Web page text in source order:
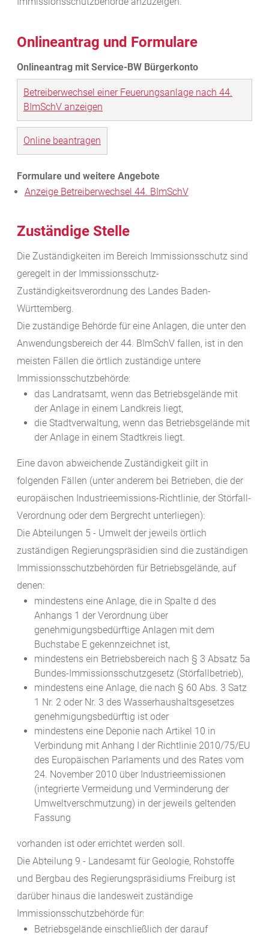
Onlineantrag und Formulare
Betreiberwechsel einer Feuerungsanlage nach 44.
BImSchV anzeigen
Online beantragen
Anzeige Betreiberwechsel 44. BImSchV
Zuständige Stelle
Die Zuständigkeiten im Bereich Immissionsschutz sind
geregelt in der Immissionsschutz-
Zuständigkeitsverordnung des Landes Baden-
Württemberg.
Die zuständige Behörde für eine Anlagen, die unter den
Anwendungsbereich der 44. BImSchV fallen, ist in den
meisten Fällen die örtlich zuständige untere
Immissionsschutzbehörde:
das Landratsamt, wenn das Betriebsgelände mit
der Anlage in einem Landkreis liegt,
die Stadtverwaltung, wenn das Betriebsgelände mit
der Anlage in einem Stadtkreis liegt.
Eine davon abweichende Zuständigkeit gilt in
folgenden Fällen (unter anderem bei Betrieben, die der
europäischen Industrieemissions-Richtlinie, der Störfall-
Verordnung oder dem Bergrecht unterliegen):
Die Abteilungen 5 - Umwelt der jeweils örtlich
zuständigen Regierungspräsidien sind die zuständigen
Immissionsschutzbehörden für Betriebsgelände, auf
denen:
mindestens eine Anlage, die in Spalte d des
Anhangs 1 der Verordnung über
genehmigungsbedürftige Anlagen mit dem
Buchstabe E gekennzeichnet ist,
mindestens ein Betriebsbereich nach § 3 Absatz 5a
Bundes-Immissionsschutzgesetz (Störfallbetrieb),
mindestens eine Anlage, die nach § 60 Abs. 3 Satz
1 Nr. 2 oder Nr. 3 des Wasserhaushaltsgesetzes
genehmigungsbedürftig ist oder
mindestens eine Deponie nach Artikel 10 in
Verbindung mit Anhang I der Richtlinie 2010/75/EU
des Europäischen Parlaments und des Rates vom
24. November 2010 über Industrieemissionen
(integrierte Vermeidung und Verminderung der
Umweltverschmutzung) in der jeweils geltenden
Fassung
vorhanden ist oder errichtet werden soll.
Die Abteilung 9 - Landesamt für Geologie, Rohstoffe
und Bergbau des Regierungspräsidiums Freiburg ist
darüber hinaus die landesweit zuständige
Immissionsschutzbehörde für:
Betriebsgelände einschließlich der darauf